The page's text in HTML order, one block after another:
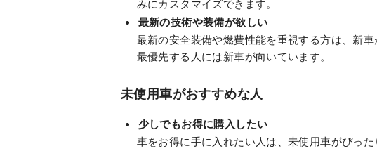
みにカスタマイズできます。
最新の技術や装備が欲しい
最新の安全装備や燃費性能を重視する方は、新
最優先する人には新車が向いています。
未使用車がおすすめな人
少しでもお得に購入したい
車をお得に手に入れたい人は、未使用車がぴっ